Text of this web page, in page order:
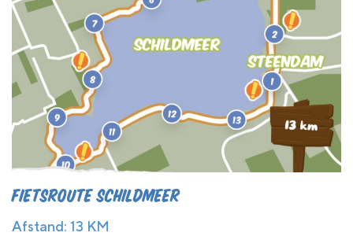
Fietsroute Schildmeer
Afstand: 13 KM